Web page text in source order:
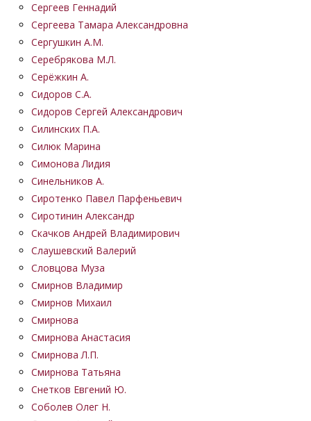
Сергеев Геннадий
Сергеева Тамара Александровна
Сергушкин А.М.
Серебрякова М.Л.
Серёжкин А.
Сидоров С.А.
Сидоров Сергей Александрович
Силинских П.А.
Силюк Марина
Симонова Лидия
Синельников А.
Сиротенко Павел Парфеньевич
Сиротинин Александр
Скачков Андрей Владимирович
Слаушевский Валерий
Словцова Муза
Смирнов Владимир
Смирнов Михаил
Смирнова
Смирнова Анастасия
Смирнова Л.П.
Смирнова Татьяна
Снетков Евгений Ю.
Соболев Олег Н.